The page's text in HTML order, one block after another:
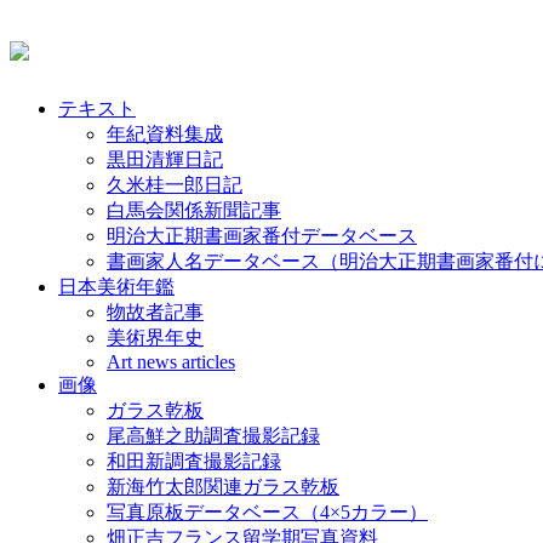
テキスト
年紀資料集成
黒田清輝日記
久米桂一郎日記
白馬会関係新聞記事
明治大正期書画家番付データベース
書画家人名データベース（明治大正期書画家番付
日本美術年鑑
物故者記事
美術界年史
Art news articles
画像
ガラス乾板
尾高鮮之助調査撮影記録
和田新調査撮影記録
新海竹太郎関連ガラス乾板
写真原板データベース（4×5カラー）
畑正吉フランス留学期写真資料